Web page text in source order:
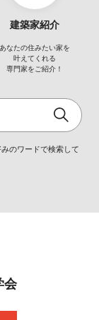
建築家紹介
あなたの住みたい家を
叶えてくれる
専門家をご紹介！
のワードで検索して
会